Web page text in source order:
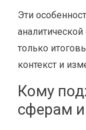
Эти
только
контекст и
Кому
сферам